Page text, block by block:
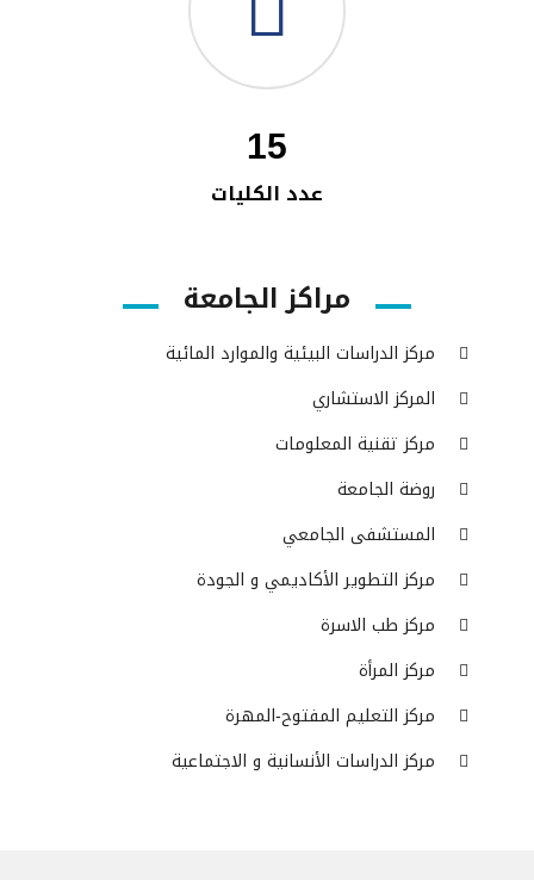
15
عدد الكليات
مراكز الجامعة
مركز الدراسات البيئية والموارد المائية
المركز الاستشاري
مركز تقنية المعلومات
روضة الجامعة
المستشفى الجامعي
مركز التطوير الأكاديمي و الجودة
مركز طب الاسرة
مركز المرأة
مركز التعليم المفتوح-المهرة
مركز الدراسات الأنسانية و الاجتماعية